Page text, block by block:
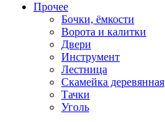
Прочее
Бочки, ёмкости
Ворота и калитки
Двери
Инструмент
Лестница
Скамейка деревянная
Тачки
Уголь